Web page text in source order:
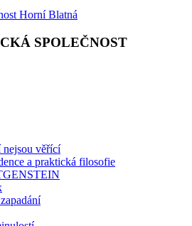
SPOLEČNOST
nejsou věřící
a praktická filosofie